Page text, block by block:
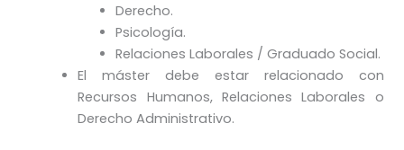
Derecho.
Psicología.
Relaciones Laborales / Graduado Social.
El máster debe estar relacionado con
Recursos Humanos, Relaciones Laborales o
Derecho Administrativo.